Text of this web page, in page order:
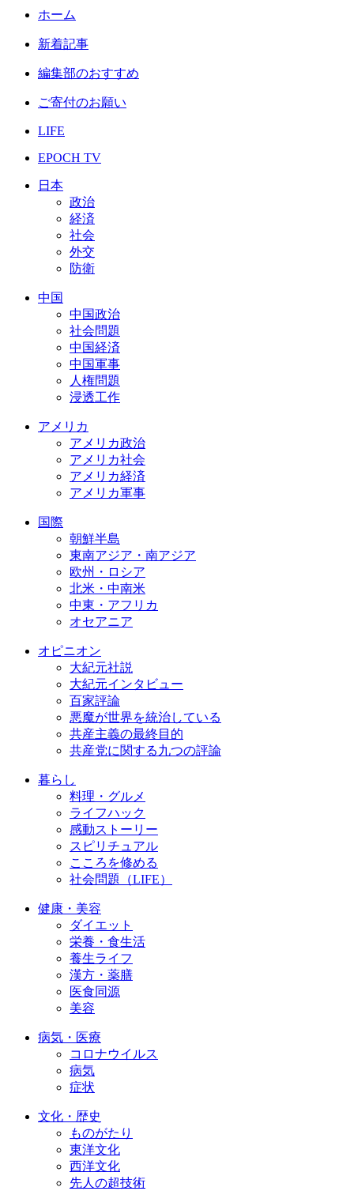
ホーム
新着記事
編集部のおすすめ
ご寄付のお願い
LIFE
EPOCH TV
日本
政治
経済
社会
外交
防衛
中国
中国政治
社会問題
中国経済
中国軍事
人権問題
浸透工作
アメリカ
アメリカ政治
アメリカ社会
アメリカ経済
アメリカ軍事
国際
朝鮮半島
東南アジア・南アジア
欧州・ロシア
北米・中南米
中東・アフリカ
オセアニア
オピニオン
大紀元社説
大紀元インタビュー
百家評論
悪魔が世界を統治している
共産主義の最終目的
共産党に関する九つの評論
暮らし
料理・グルメ
ライフハック
感動ストーリー
スピリチュアル
こころを修める
社会問題（LIFE）
健康・美容
ダイエット
栄養・食生活
養生ライフ
漢方・薬膳
医食同源
美容
病気・医療
コロナウイルス
病気
症状
文化・歴史
ものがたり
東洋文化
西洋文化
先人の超技術